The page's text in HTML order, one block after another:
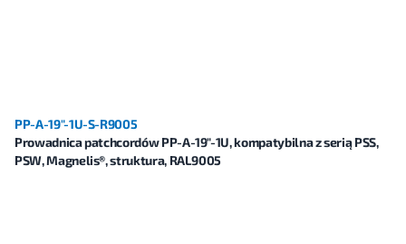
PP-A-19"-1U-S-R9005
Prowadnica patchcordów PP-A-19"-1U, kompatybilna z serią PSS,
PSW, Magnelis®, struktura, RAL9005